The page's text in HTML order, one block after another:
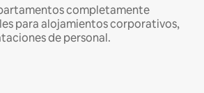
completamente
para alojamientos corporativos,
de personal.